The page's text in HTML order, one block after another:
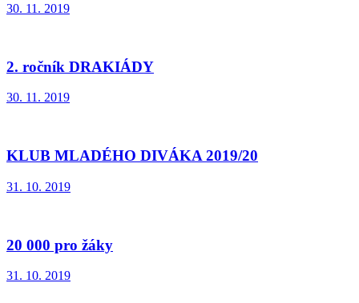
30. 11. 2019
2. ročník DRAKIÁDY
30. 11. 2019
KLUB MLADÉHO DIVÁKA 2019/20
31. 10. 2019
20 000 pro žáky
31. 10. 2019